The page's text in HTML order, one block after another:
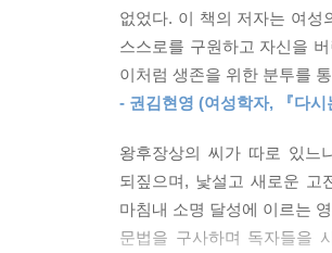
--- p.202
『박씨전』에서 박씨의 대
영웅이고, 후금의 승리는
다. 그들의 후계자는 아들이
나란히 할 수 있는 여성 인물
게 보여주며 여성 영웅들에
--- pp.259~260
시부모의 인정을 받지 못하
머무르고, 여기서 비롯된 오
선녀라 해도 시부모에게 인
이런 극단적인 경우가 아니
보면, 시부모와 시누이를
격려는커녕 사소한 실수 하
보는 사이 여자들은 제사 음
없었다. 이 책의 저자는 여성
스스로를 구원하고 자신을
이처럼 생존을 위한 분투를
- 권김현영 (여성학자, 『다
왕후장상의 씨가 따로 있느
되짚으며, 낯설고 새로운 고
마침내 소명 달성에 이르는
문법을 구사하며 독자들을